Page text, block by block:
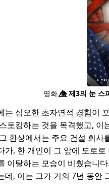
영화👁️⃤제3의 눈 스
는 심오한 초자연적 경험이
토킹하는 것을 목격했고,
환상에서는 주요 건설 회
가, 한 개인이 그 앞에 도로
이탈하는 모습이 비췄습니
데, 이는 그가 거의 7년 동안